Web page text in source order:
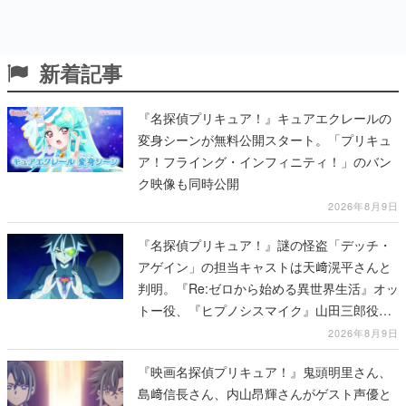
新着記事
『名探偵プリキュア！』キュアエクレールの
変身シーンが無料公開スタート。「プリキュ
ア！フライング・インフィニティ！」のバン
ク映像も同時公開
2026年8月9日
『名探偵プリキュア！』謎の怪盗「デッチ・
アゲイン」の担当キャストは天﨑滉平さんと
判明。『Re:ゼロから始める異世界生活』オッ
トー役、『ヒプノシスマイク』山田三郎役な
2026年8月9日
『映画名探偵プリキュア！』鬼頭明里さん、
島﨑信長さん、内山昂輝さんがゲスト声優と